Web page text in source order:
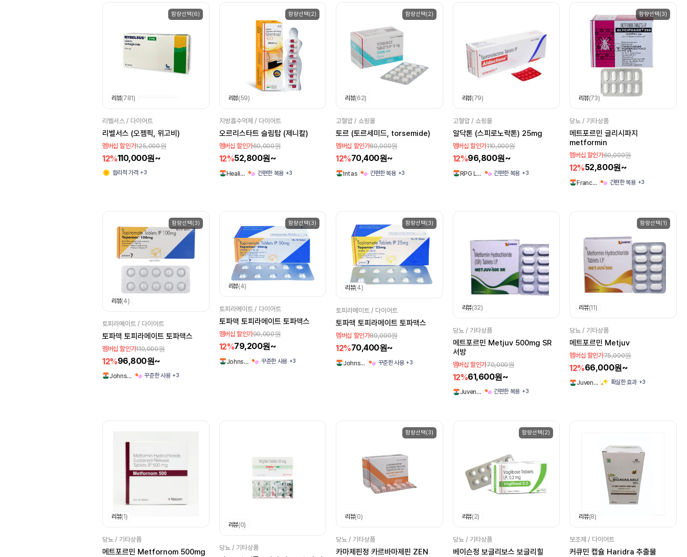
함량선택(6)
리뷰(781)
리벨서스 / 다이어트
리벨서스 (오젬픽, 위고비)
멤버십 할인가125,000원
12%110,000원~
합리적 가격 +3
함량선택(2)
리뷰(59)
지방흡수억제 / 다이어트
오르리스타트 슬림탑 (제니칼)
멤버십 할인가60,000원
12%52,800원~
Heali… 간편한 복용 +3
함량선택(2)
리뷰(62)
고혈압 / 쇼핑몰
토르 (토르세미드, torsemide)
멤버십 할인가80,000원
12%70,400원~
Intas 간편한 복용 +3
리뷰(79)
고혈압 / 쇼핑몰
알닥톤 (스피로노락톤) 25mg
멤버십 할인가110,000원
12%96,800원~
RPG L… 간편한 복용 +3
함량선택(3)
리뷰(73)
당뇨 / 기타상품
메트포르민 글리시파지
metformin
멤버십 할인가60,000원
12%52,800원~
Franc… 간편한 복용 +3
함량선택(3)
리뷰(4)
토피라메이트 / 다이어트
토파맥 토피라메이트 토파맥스
멤버십 할인가110,000원
12%96,800원~
Johns… 꾸준한 사용 +3
함량선택(3)
리뷰(4)
토피라메이트 / 다이어트
토파맥 토피라메이트 토파맥스
멤버십 할인가90,000원
12%79,200원~
Johns… 꾸준한 사용 +3
함량선택(3)
리뷰(4)
토피라메이트 / 다이어트
토파맥 토피라메이트 토파맥스
멤버십 할인가80,000원
12%70,400원~
Johns… 꾸준한 사용 +3
리뷰(32)
당뇨 / 기타상품
메트포르민 Metjuv 500mg SR
서방
멤버십 할인가70,000원
12%61,600원~
Juven… 간편한 복용 +3
함량선택(1)
리뷰(11)
당뇨 / 기타상품
메트포르민 Metjuv
멤버십 할인가75,000원
12%66,000원~
Juven… 확실한 효과 +3
리뷰(1)
당뇨 / 기타상품
메트포르민 Metfornom 500mg
리뷰(0)
당뇨 / 기타상품
함량선택(3)
리뷰(0)
당뇨 / 기타상품
카마제핀정 카르바마제핀 ZEN
함량선택(2)
리뷰(2)
당뇨 / 기타상품
베이슨정 보글리보스 보글리힐
리뷰(8)
보조제 / 다이어트
커큐민 캡슐 Haridra 추출물